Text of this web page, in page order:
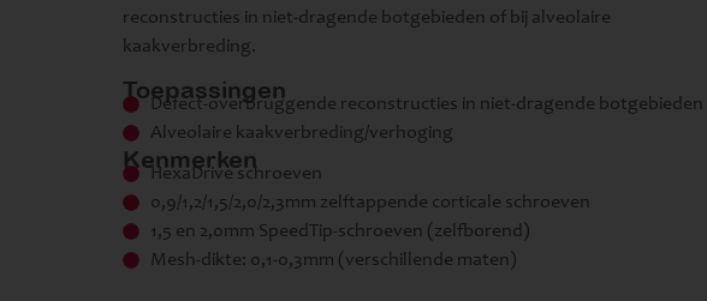
reconstructies in niet-dragende botgebieden of bij alveolaire
kaakverbreding.
Toepassingen
Defect-overbruggende reconstructies in niet-dragende botgebieden
Alveolaire kaakverbreding/verhoging
Kenmerken
HexaDrive schroeven
0,9/1,2/1,5/2,0/2,3mm zelftappende corticale schroeven
1,5 en 2,0mm SpeedTip-schroeven (zelfborend)
Mesh-dikte: 0,1-0,3mm (verschillende maten)